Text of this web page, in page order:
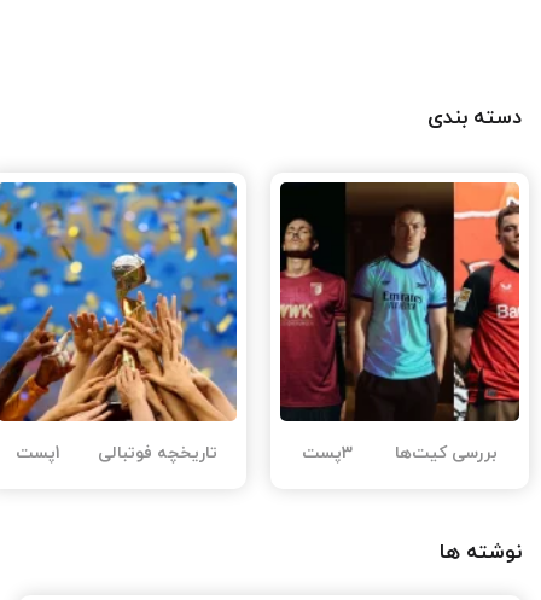
دسته بندی
بررسی کیت‌ها 3پست تاریخچه فوتبالی 1پست
نوشته ها